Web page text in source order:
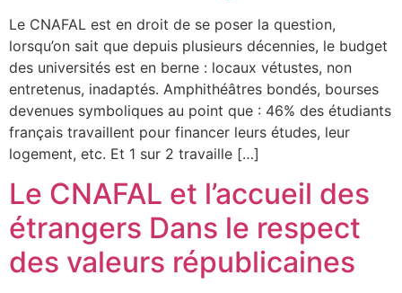
Le CNAFAL est en droit de se poser la question,
lorsqu’on sait que depuis plusieurs décennies, le budget
des universités est en berne : locaux vétustes, non
entretenus, inadaptés. Amphithéâtres bondés, bourses
devenues symboliques au point que : 46% des étudiants
français travaillent pour financer leurs études, leur
logement, etc. Et 1 sur 2 travaille […]
Le CNAFAL et l’accueil des
étrangers Dans le respect
des valeurs républicaines